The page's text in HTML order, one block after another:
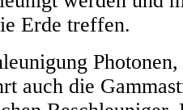
Erde treffen.
auch die